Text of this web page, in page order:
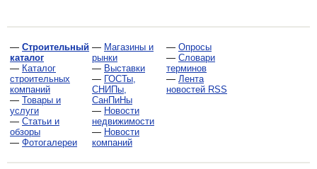
— Строительный
каталог
— Каталог
строительных
компаний
— Товары и
услуги
— Статьи и
обзоры
— Фотогалереи
— Магазины и
рынки
— Выставки
— ГОСТы,
СНИПы,
СанПиНы
— Новости
недвижимости
— Новости
компаний
— Опросы
— Словари
терминов
— Лента
новостей RSS